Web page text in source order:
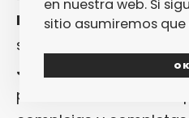
Floydo T. Rex.
subimos las apuestas:
Julia Cumming
Nick
pareciendo una de las
en nuestra web. Si
sitio asumiremos
OK